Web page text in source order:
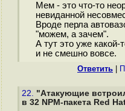
Мем - это что-то
невиданной
Вроде перла
"можем, а зачем".
А тут это уже какой-
и не смешно вовсе.
Ответить
22. "Атакующие
в 32 NPM-пакета Red